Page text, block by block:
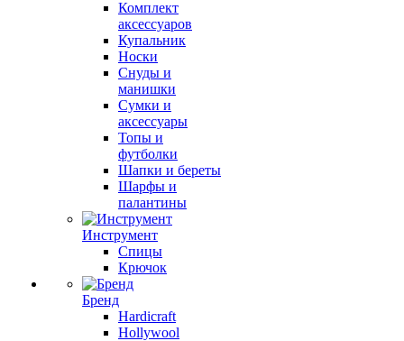
Комплект
аксессуаров
Купальник
Носки
Снуды и
манишки
Сумки и
аксессуары
Топы и
футболки
Шапки и береты
Шарфы и
палантины
Инструмент
Спицы
Крючок
Бренд
Hardicraft
Hollywool